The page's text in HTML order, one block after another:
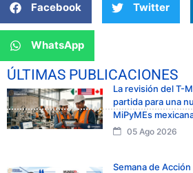
Facebook Twitter
WhatsApp
ÚLTIMAS PUBLICACIONES
La revisión del T-
partida para una
MiPyMEs
05 Ago 2026
Semana de